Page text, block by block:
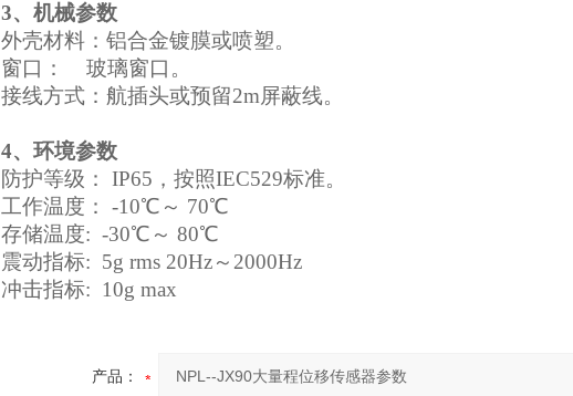
3、机械参数
外壳材料：铝合金镀膜或喷塑。
窗口： 玻璃窗口。
接线方式：航插头或预留2m屏蔽线。
4、环境参数
防护等级： IP65，按照IEC529标准。
工作温度： -10℃～ 70℃
存储温度: -30℃～ 80℃
震动指标: 5g rms 20Hz～2000Hz
冲击指标: 10g max
产品：